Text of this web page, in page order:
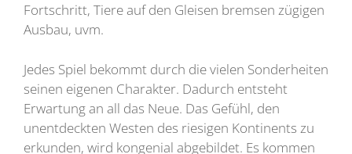
Fortschritt, Tiere auf den Gleisen bremsen zügigen
Ausbau, uvm.
Jedes Spiel bekommt durch die vielen Sonderheiten
seinen eigenen Charakter. Dadurch entsteht
Erwartung an all das Neue. Das Gefühl, den
unentdeckten Westen des riesigen Kontinents zu
erkunden, wird kongenial abgebildet. Es kommen